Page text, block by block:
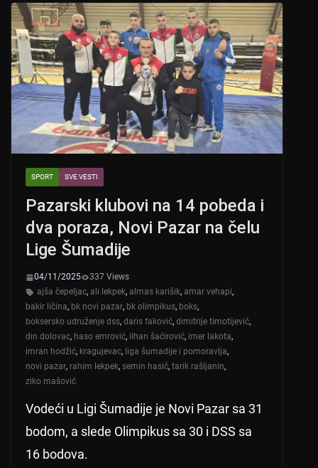
A
p
p
b
o
o
k
SPORT SVE VESTI
Pazarski klubovi na 14 pobeda i
dva poraza, Novi Pazar na čelu
Lige Šumadije
04/11/2025
337 Views
ajša čepeljac, ali lekpek, almas karišik, amar vehapi,
bakir ličina, bk novi pazar, bk olimpikus, boks,
boksersko udruženje dss, daris faković, dimitrije timotijević,
din dolovac, haso emrović, ilhan šaćirović, imer lakota,
imran hodžić, kragujevac, liga šumadije i pomoravlja,
novi pazar, rahim lekpek, semin hasić, tarik rašljanin,
ziko mašović
Vodeći u Ligi Šumadije je Novi Pazar sa 31
bodom, a slede Olimpikus sa 30 i DSS sa
16 bodova.